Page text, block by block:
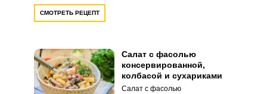
СМОТРЕТЬ РЕЦЕПТ
Салат с фасолью
консервированной,
колбасой и сухариками
Салат с фасолью